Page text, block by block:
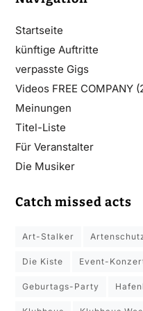
Startseite
künftige Auftritte
verpasste Gigs
Videos FREE COMPANY
Meinungen
Titel-Liste
Für Veranstalter
Die Musiker
Catch missed acts
Art-Stalker
Die Kiste Event-
Geburtags-Party